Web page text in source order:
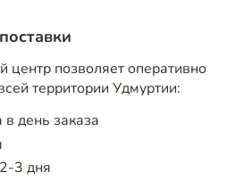
позволяет оперативно
территории Удмуртии:
день заказа
3 дня